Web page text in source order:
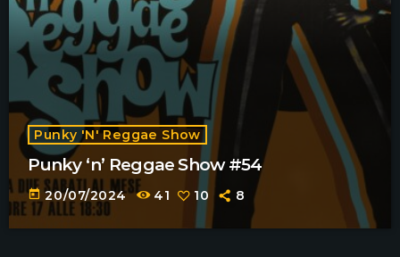
Punky 'n' Reggae Show
Punky ‘n’ Reggae Show #54
today 20/07/2024 41 10 8